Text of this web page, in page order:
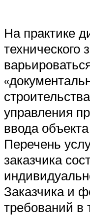
На практике
технического
управления
ввода
Перечень
заказчика
Заказчика и
требований в